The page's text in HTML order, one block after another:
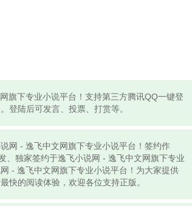
旗下专业小说平台！支持第三方腾讯QQ一键登
登陆后可发言、投票、打赏等。
说网 - 逸飞中文网旗下专业小说平台！签约作
、独家签约于逸飞小说网 - 逸飞中文网旗下专业
- 逸飞中文网旗下专业小说平台！为大家提供
快的阅读体验，欢迎各位支持正版。